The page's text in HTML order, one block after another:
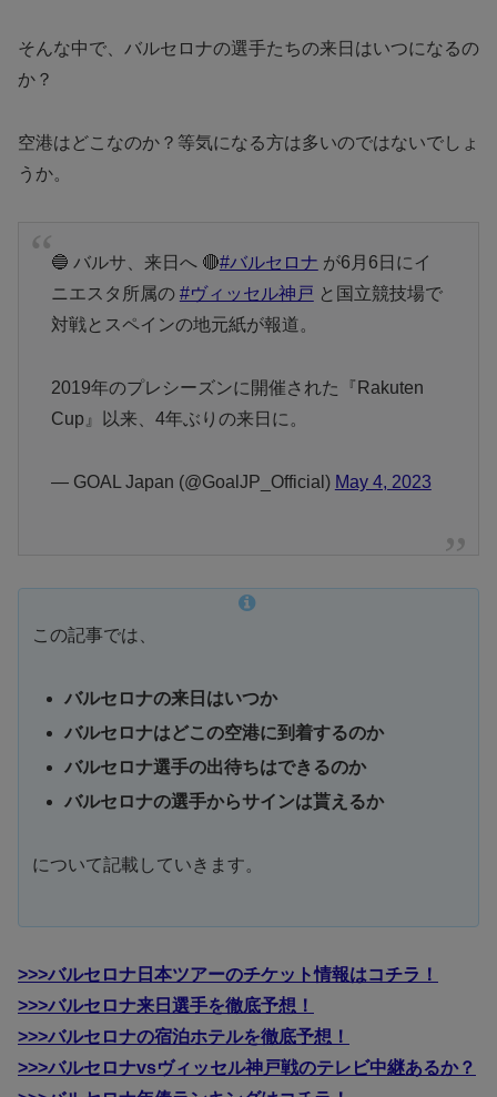
そんな中で、バルセロナの選手たちの来日はいつになるの
か？
空港はどこなのか？等気になる方は多いのではないでしょ
うか。
🔵 バルサ、来日へ 🔴#バルセロナ が6月6日にイ
ニエスタ所属の #ヴィッセル神戸 と国立競技場で
対戦とスペインの地元紙が報道。
2019年のプレシーズンに開催された『Rakuten
Cup』以来、4年ぶりの来日に。
— GOAL Japan (@GoalJP_Official) May 4, 2023
この記事では、
バルセロナの来日はいつか
バルセロナはどこの空港に到着するのか
バルセロナ選手の出待ちはできるのか
バルセロナの選手からサインは貰えるか
について記載していきます。
>>>バルセロナ日本ツアーのチケット情報はコチラ！
>>>バルセロナ来日選手を徹底予想！
>>>バルセロナの宿泊ホテルを徹底予想！
>>>バルセロナvsヴィッセル神戸戦のテレビ中継あるか？